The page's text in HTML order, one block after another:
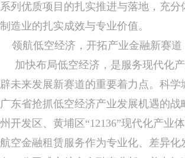
系列优质项目的扎实推进与落地，充分
制造业的扎实成效与专业价值。
领航低空经济，开拓产业金融新赛道
加快布局低空经济，是服务现代化
辟未来发展新赛道的重要着力点。科学
广东省抢抓低空经济产业发展机遇的战
州开发区、黄埔区“12136”现代化产业
航空金融租赁服务作为专业化、差异化